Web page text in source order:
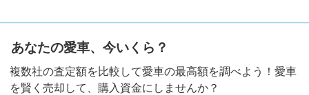
あなたの愛車、今いくら？
複数社の査定額を比較して愛車の最高額を調べよう！愛車
を賢く売却して、購入資金にしませんか？